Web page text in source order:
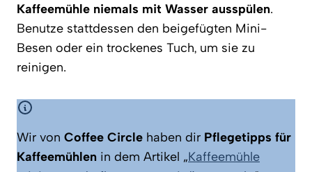
Kaffeemühle niemals mit Wasser ausspülen.
Benutze stattdessen den beigefügten Mini-
Besen oder ein trockenes Tuch, um sie zu
reinigen.
Wir von Coffee Circle haben dir Pflegetipps für
Kaffeemühlen in dem Artikel „Kaffeemühle